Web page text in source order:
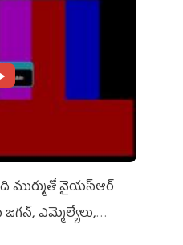
ముర్ముతో వైయ‌స్ఆర్
ఎమ్మెల్యేలు,